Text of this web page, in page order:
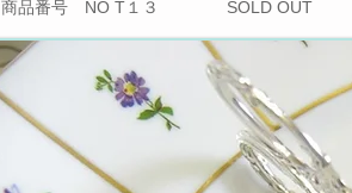
商品番号 NO T１３ SOLD OUT